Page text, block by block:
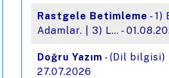
Rastgele Betimleme -
Adamlar. | 3) L… -
Doğru Yazım - (Dil bilgisi)
27.07.2026